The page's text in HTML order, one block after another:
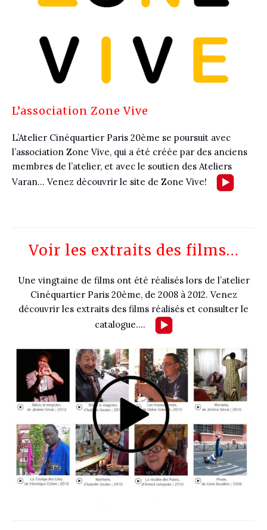
L’association Zone Vive
L’Atelier Cinéquartier Paris 20ème se poursuit avec
l’association Zone Vive, qui a été créée par des anciens
membres de l’atelier, et avec le soutien des Ateliers
Varan… Venez découvrir le site de Zone Vive!
Voir les extraits des films…
Une vingtaine de films ont été réalisés lors de l’atelier
Cinéquartier Paris 20ème, de 2008 à 2012. Venez
découvrir les extraits des films réalisés et consulter le
catalogue….